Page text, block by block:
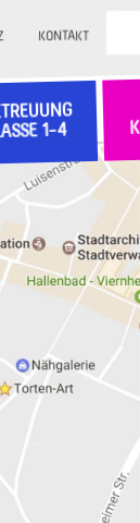
KONTAKT
1-4